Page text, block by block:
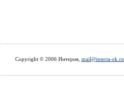
Copyright © 2006 Интерия, mail@interia-ek.ru